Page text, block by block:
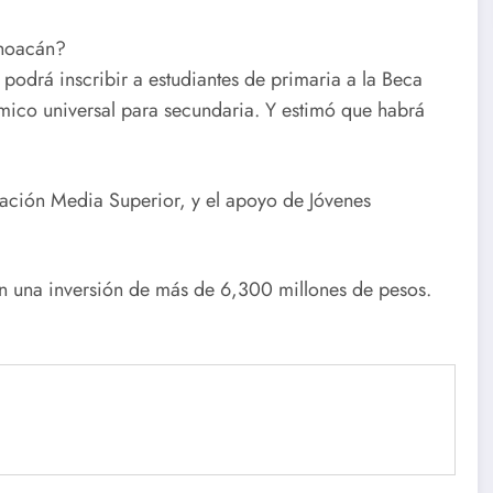
inscribir a estudiantes de primaria a la Beca
universal para secundaria. Y estimó que habrá
Media Superior, y el apoyo de Jóvenes
inversión de más de 6,300 millones de pesos.